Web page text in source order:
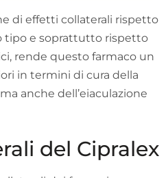
di effetti collaterali rispetto
tipo e soprattutto rispetto
rende questo farmaco un
in termini di cura della
anche dell’eiaculazione
del Cipralex